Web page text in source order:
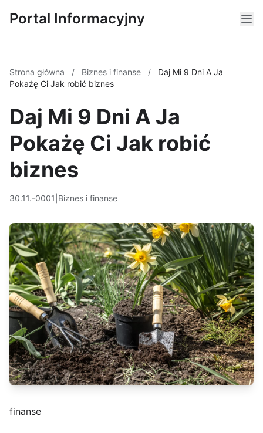
Portal Informacyjny
Strona główna / Biznes i finanse /
Daj Mi 9 Dni A Ja
Pokażę Ci Jak robić biznes
Daj Mi 9 Dni A Ja
Pokażę Ci Jak robić
biznes
30.11.-0001 Biznes i finanse
finanse